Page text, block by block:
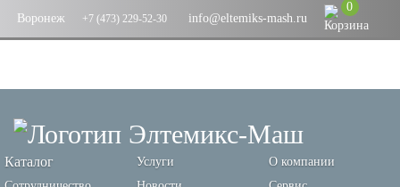
Воронеж +7 (473) 229-52-30 info@eltemiks-mash.ru
0
Каталог Услуги
О компании